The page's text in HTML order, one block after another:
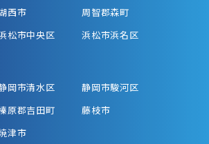
西市
周智郡森町
松市中央区 浜松市浜名区
岡市清水区
静岡市駿河区
原郡吉田町
藤枝市
津市